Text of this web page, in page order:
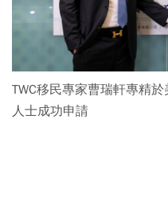
TWC移民專家曹瑞軒專精
人士成功申請